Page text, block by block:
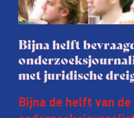
Bijna helft
met juridische
Bijna de helft van de